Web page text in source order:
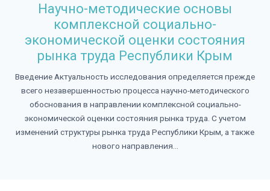
Научно-методические основы
комплексной социально-
экономической оценки состояния
рынка труда Республики Крым
Введение Актуальность исследования определяется прежде
всего незавершенностью процесса научно-методического
обоснования в направлении комплексной социально-
экономической оценки состояния рынка труда. С учетом
изменений структуры рынка труда Республики Крым, а также
нового направления...